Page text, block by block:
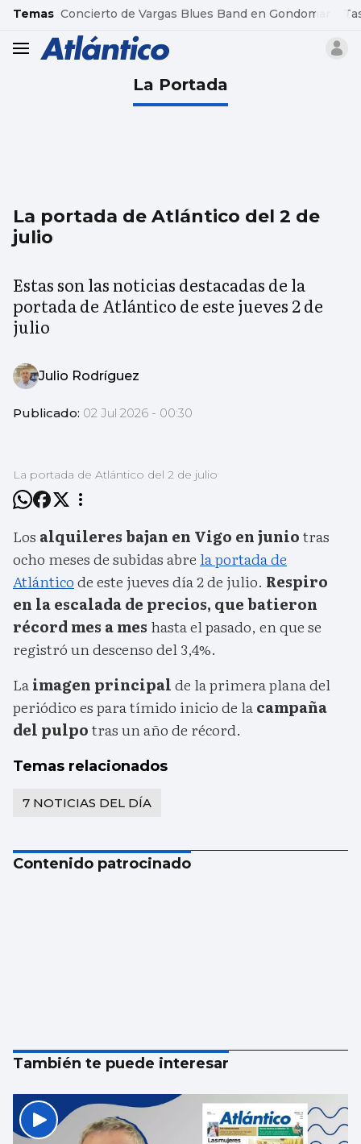
common.go-to-content
Temas Concierto de Vargas Blues Band en Gondomar
header.menu.open
La Portada
La portada de Atlántico del 2 de
julio
Estas son las noticias destacadas de la
portada de Atlántico de este jueves 2 de
julio
Julio Rodríguez
Publicado: 02 Jul 2026 - 00:30
La portada de Atlántico del 2 de julio
Los alquileres bajan en Vigo en juniotras
ocho meses de subidas abre la portada de
Atlánticode este jueves día 2 de julio. Respiro
en la escalada de precios, que batieron
récord mes a mes hasta el pasado, en que se
registró un descenso del 3,4%.
Laimagen principalde la primera plana del
periódico es para tímido inicio de lacampaña
del pulpotras un año de récord.
Temas relacionados
7 NOTICIAS DEL DÍA
Contenido patrocinado
También te puede interesar